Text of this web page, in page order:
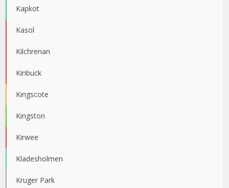
Kapkot
Kasol
Kilchrenan
Kinbuck
Kingscote
Kingston
Kirwee
Kladesholmen
Kruger Park